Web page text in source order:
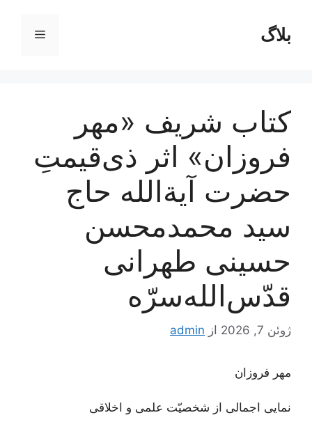
محتوابلاگ فهرست
کتاب شریف «مهر
فروزان» اثر ذی‌قیمتِ
حضرت آیة‌الله حاج
سید محمدمحسن
حسینی طهرانی
قدّس‌الله‌سرّه
ژوئن 7, 2026 از admin
مهر فروزان
نمایی اجمالی از شخصیّت علمی و اخلاقی